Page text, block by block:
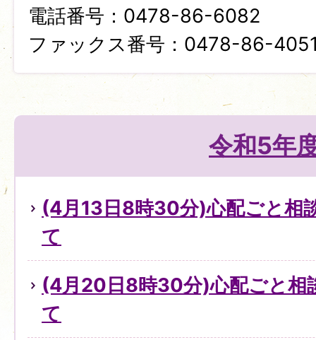
電話番号：0478-86-6082
ファックス番号：0478-86-
令和5年
(4月13日8時30分)心配ごと相
て
(4月20日8時30分)心配ごと相
て